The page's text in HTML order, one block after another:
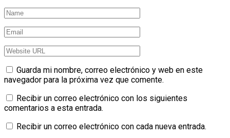
Guarda mi nombre, correo electrónico y web en este
navegador para la próxima vez que comente.
Recibir un correo electrónico con los siguientes
comentarios a esta entrada.
Recibir un correo electrónico con cada nueva entrada.